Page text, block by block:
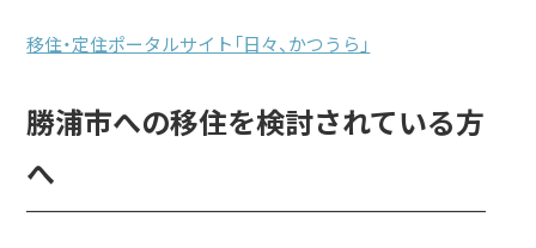
移住・定住ポータルサイト「日々、かつうら」
勝浦市への移住を検討されている方
へ
￣￣￣￣￣￣￣￣￣￣￣￣￣￣￣￣